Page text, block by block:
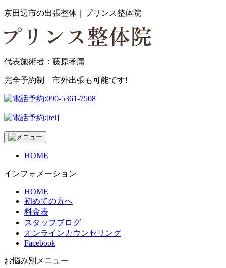
京田辺市の出張整体｜プリンス整体院
代表施術者：藤原孝庸
完全予約制 市外出張も可能です!
HOME
インフォメーション
HOME
初めての方へ
料金表
スタッフブログ
オンラインカウンセリング
Facebook
お悩み別メニュー